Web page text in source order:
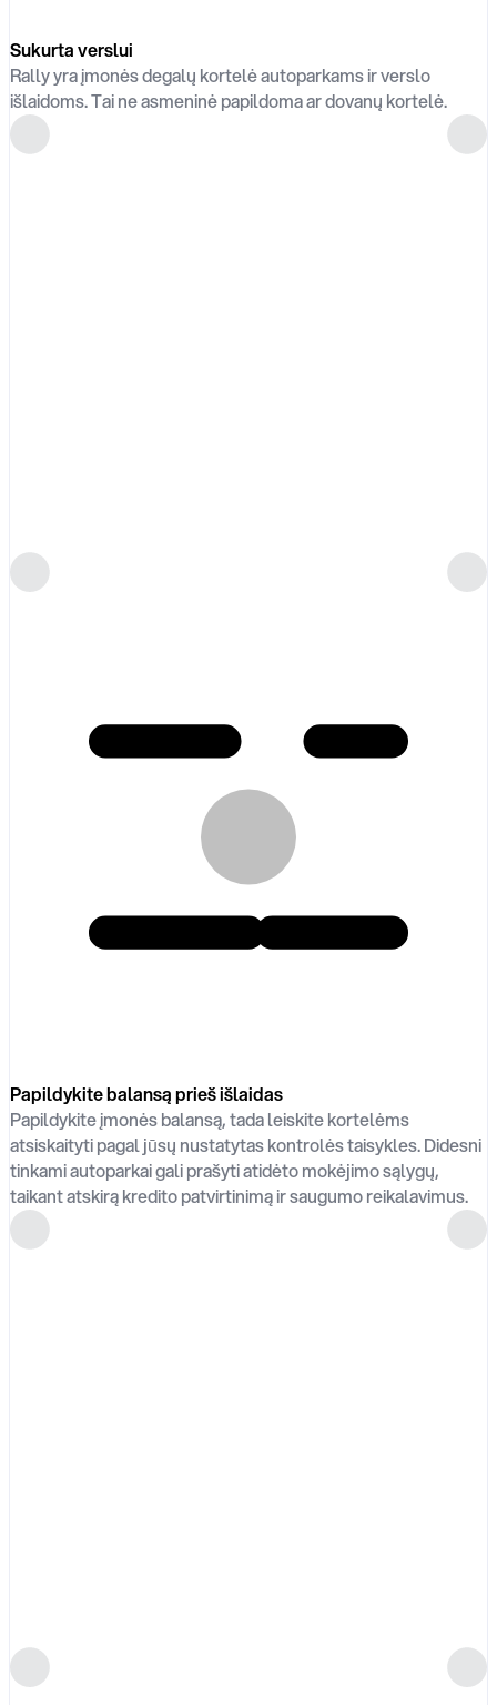
Sukurta verslui
Rally yra įmonės degalų kortelė autoparkams ir verslo
išlaidoms. Tai ne asmeninė papildoma ar dovanų kortelė.
Papildykite balansą prieš išlaidas
Papildykite įmonės balansą, tada leiskite kortelėms
atsiskaityti pagal jūsų nustatytas kontrolės taisykles. Didesni
tinkami autoparkai gali prašyti atidėto mokėjimo sąlygų,
taikant atskirą kredito patvirtinimą ir saugumo reikalavimus.